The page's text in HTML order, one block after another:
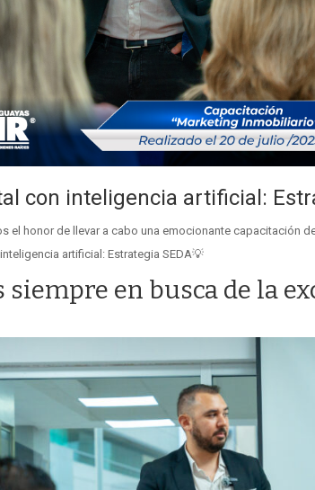
con inteligencia artificial:
el honor de llevar a cabo una emocionante capacitación
artificial: Estrategia SEDA💡
siempre en busca de la